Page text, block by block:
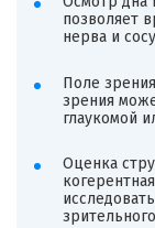
позволяет
нерва и
Поле
зрения
глаукомой
Оценка